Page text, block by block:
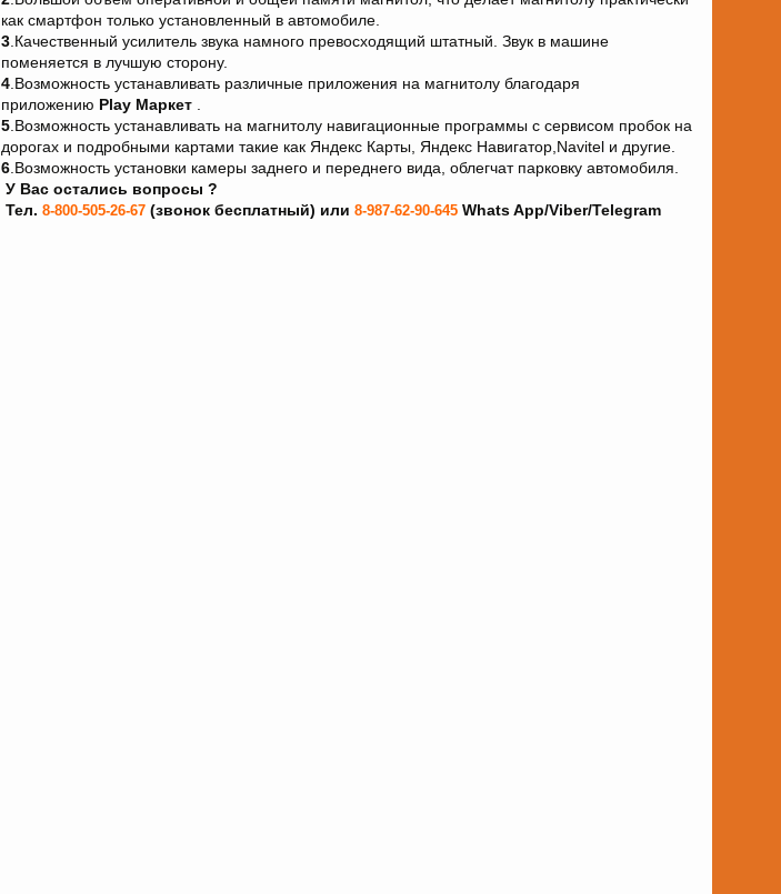
как смартфон только установленный в автомобиле.
3 .Качественный усилитель звука намного превосходящий штатный. Звук в машине
поменяется в лучшую сторону.
4 .Возможность устанавливать различные приложения на магнитолу благодаря
приложению Play Maркет
5 .Возможность устанавливать на магнитолу навигационные программы с сервисом пробок на
дорогах и подробными картами такие как Яндекс Карты, Яндекс Навигатор,Navitel и другие.
6 .Возможность установки камеры заднего и переднего вида, облегчат парковку автомобиля.
У Вас остались вопросы ?
Тел.8-800-505-26-67 (звонок бесплатный) или8-987-62-90-645 Whats App/Viber/Telegram